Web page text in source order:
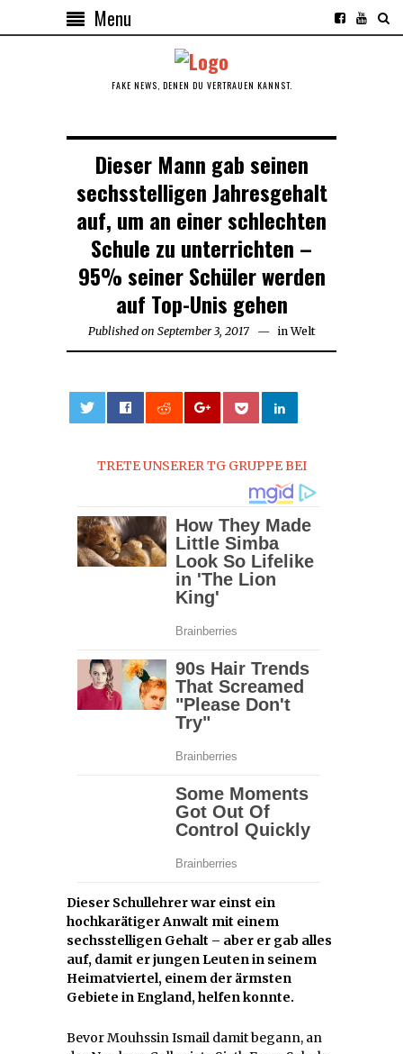
Menu
FAKE NEWS, DENEN DU VERTRAUEN KANNST.
Dieser Mann gab seinen
sechsstelligen Jahresgehalt
auf, um an einer schlechten
Schule zu unterrichten –
95% seiner Schüler werden
auf Top-Unis gehen
Published on September 3, 2017September
in Welt
TRETE UNSERER TG GRUPPE BEI
Dieser Schullehrer war einst ein
hochkarätiger Anwalt mit einem
sechsstelligen Gehalt – aber er gab alles
auf, damit er jungen Leuten in seinem
Heimatviertel, einem der ärmsten
Gebiete in England, helfen konnte.
Bevor Mouhssin Ismail damit begann, an